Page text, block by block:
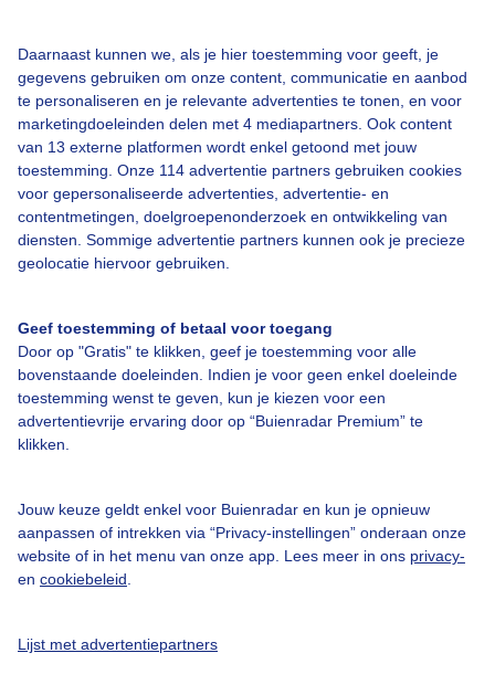
Daarnaast kunnen we, als je hier toestemming voor geeft, je
gegevens gebruiken om onze content, communicatie en aanbod
te personaliseren en je relevante advertenties te tonen, en voor
marketingdoeleinden delen met 4 mediapartners. Ook content
van 13 externe platformen wordt enkel getoond met jouw
toestemming. Onze 114 advertentie partners gebruiken cookies
voor gepersonaliseerde advertenties, advertentie- en
contentmetingen, doelgroepenonderzoek en ontwikkeling van
diensten. Sommige advertentie partners kunnen ook je precieze
geolocatie hiervoor gebruiken.
Geef toestemming of betaal voor toegang
Door op "Gratis" te klikken, geef je toestemming voor alle
bovenstaande doeleinden. Indien je voor geen enkel doeleinde
toestemming wenst te geven, kun je kiezen voor een
advertentievrije ervaring door op “Buienradar Premium” te
klikken.
Jouw keuze geldt enkel voor Buienradar en kun je opnieuw
aanpassen of intrekken via “Privacy-instellingen” onderaan onze
website of in het menu van onze app. Lees meer in ons privacy-
en cookiebeleid
Lijst met advertentiepartners
Een moment geduld aub...
Bedrijfsgegevens
Veelgestelde vragen
Contact
Gebruikersvoorwaarden
Adverteren
Buienradar Team